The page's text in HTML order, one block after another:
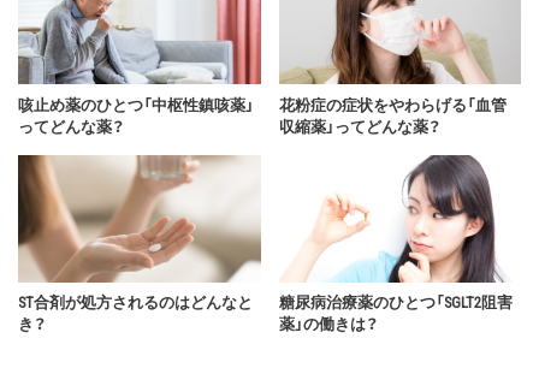
咳止め薬のひとつ「中枢性鎮咳薬」
ってどんな薬？
花粉症の症状をやわらげる「血管
収縮薬」ってどんな薬？
ST合剤が処方されるのはどんなと
き？
糖尿病治療薬のひとつ「SGLT2阻害
薬」の働きは？